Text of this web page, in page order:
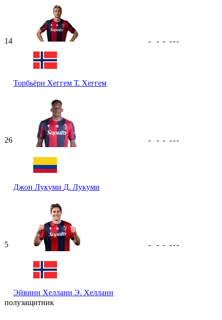
14
Торбьёрн Хеггем Т. Хеггем
- - - ---
26
Джон Лукуми Д. Лукуми
- - - ---
5
Эйвинн Хелланн Э. Хелланн
- - - ---
полузащитник